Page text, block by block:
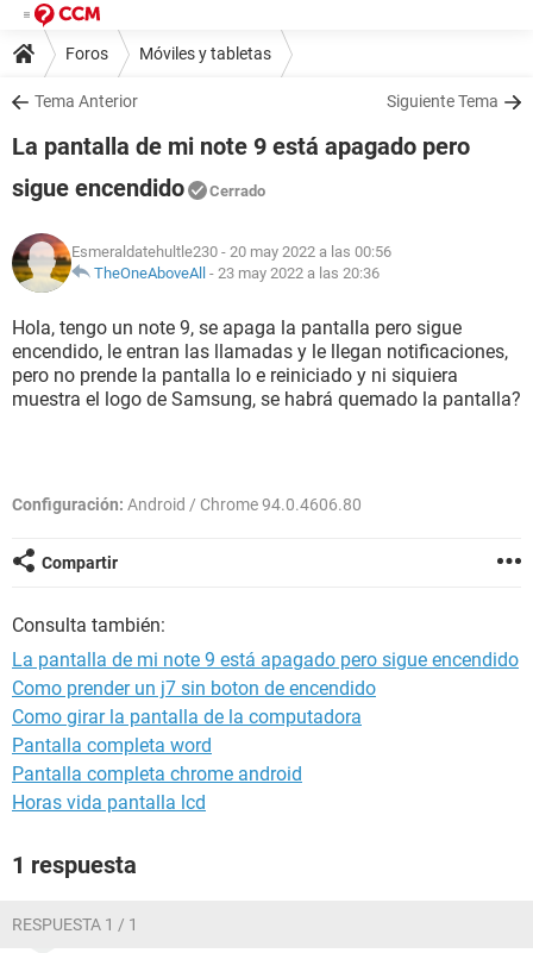
Foros Móviles y tabletas
Tema Anterior Siguiente Tema
La pantalla de mi note 9 está apagado pero
sigue encendido
Cerrado
Esmeraldatehultle230 - 20 may 2022 a las 00:56
TheOneAboveAll - 23 may 2022 a las 20:36
Hola, tengo un note 9, se apaga la pantalla pero sigue
encendido, le entran las llamadas y le llegan notificaciones,
pero no prende la pantalla lo e reiniciado y ni siquiera
muestra el logo de Samsung, se habrá quemado la pantalla?
Configuración: Android / Chrome 94.0.4606.80
Compartir
Consulta también:
La pantalla de mi note 9 está apagado pero sigue encendido
Como prender un j7 sin boton de encendido
Como girar la pantalla de la computadora
Pantalla completa word
Pantalla completa chrome android
Horas vida pantalla lcd
1 respuesta
RESPUESTA 1 / 1